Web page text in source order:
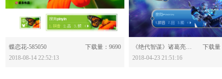
蝶恋花-585050
下载量：9690
2018-08-14 22:52:13
分享：
《绝代智谋》诸葛亮--王者荣耀-579739
下载量
2018-04-23 21:51:16